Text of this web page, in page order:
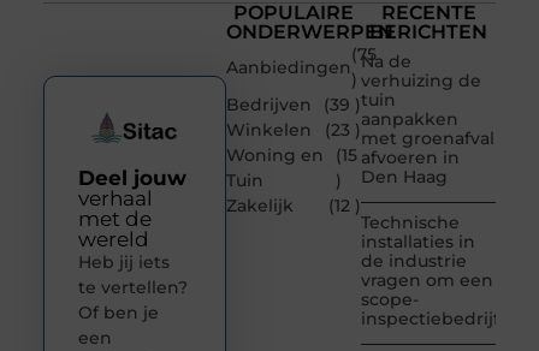
POPULAIRE
ONDERWERPEN
Aanbiedingen
(75
)
Bedrijven
(39 )
Winkelen
(23 )
Woning en
Tuin
(15
)
Zakelijk
(12 )
RECENTE
BERICHTEN
Na de
verhuizing de
tuin
aanpakken
met groenafval
afvoeren in
Den Haag
Technische
installaties in
de industrie
vragen om een
scope-
inspectiebedrijf
Deel jouw
verhaal
met de
wereld
Heb jij iets
te vertellen?
Of ben je
een